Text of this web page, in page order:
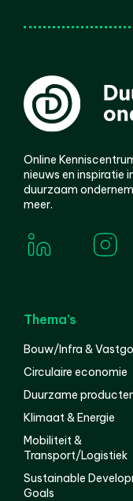
Online
nieuws en inspiratie
duurzaam
meer.
Thema’s
Bouw/Infra &
Circulaire economie
Duurzame
Klimaat & Energie
Mobiliteit &
Transport/Logistiek
Sustainable
Goals